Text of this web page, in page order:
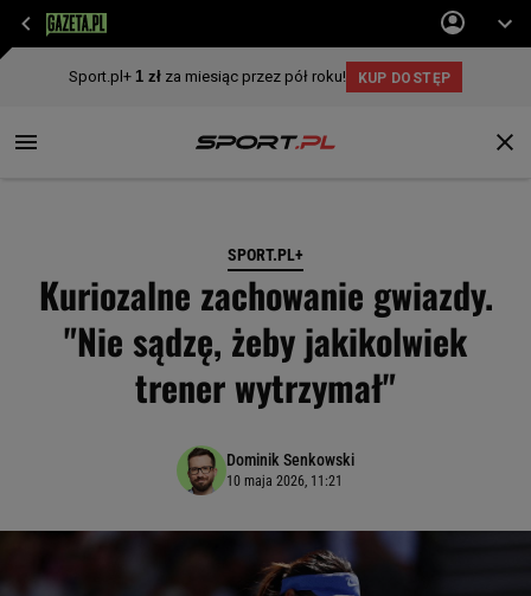
SPORT.PL+
Kuriozalne zachowanie gwiazdy.
"Nie sądzę, żeby jakikolwiek
trener wytrzymał"
Dominik Senkowski
10 maja 2026, 11:21